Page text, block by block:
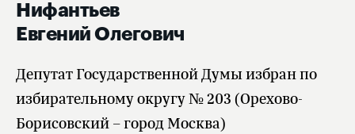
Нифантьев
Евгений Олегович
Депутат Государственной Думы избран по
избирательному округу № 203 (Орехово-
Борисовский – город Москва)